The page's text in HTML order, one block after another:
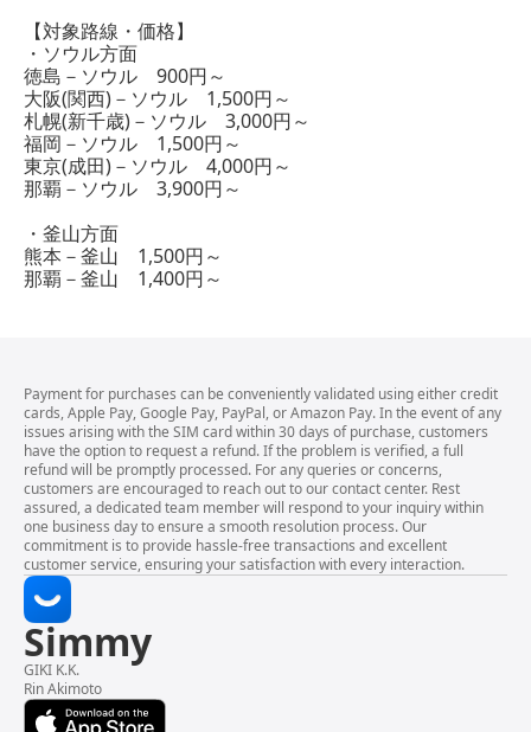
【対象路線・価格】
・ソウル方面
徳島－ソウル 900円～
大阪(関西)－ソウル 1,500円～
札幌(新千歳)－ソウル 3,000円～
福岡－ソウル 1,500円～
東京(成田)－ソウル 4,000円～
那覇－ソウル 3,900円～
・釜山方面
熊本－釜山 1,500円～
那覇－釜山 1,400円～
Payment for purchases can be conveniently validated using either credit
cards, Apple Pay, Google Pay, PayPal, or Amazon Pay. In the event of any
issues arising with the SIM card within 30 days of purchase, customers
have the option to request a refund. If the problem is verified, a full
refund will be promptly processed. For any queries or concerns,
customers are encouraged to reach out to our contact center. Rest
assured, a dedicated team member will respond to your inquiry within
one business day to ensure a smooth resolution process. Our
commitment is to provide hassle-free transactions and excellent
customer service, ensuring your satisfaction with every interaction.
Simmy
GIKI K.K.
Rin Akimoto